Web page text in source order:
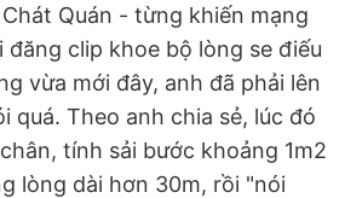
Quán - từng khiến mạng
đăng clip khoe bộ lòng se điếu
vừa mới đây, anh đã phải lên
quá. Theo anh chia sẻ, lúc đó
tính sải bước khoảng 1m2
lòng dài hơn 30m, rồi "nói